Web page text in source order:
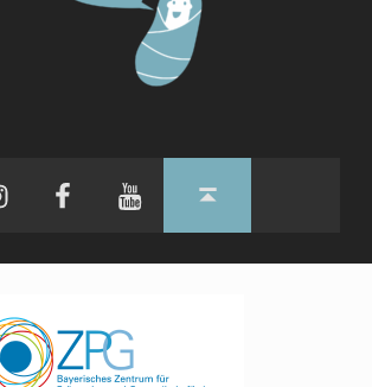
FacebookYouTubeBack to top ↑